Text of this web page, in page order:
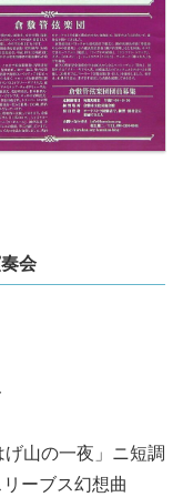
会
山の一夜」ニ短調
ーブス幻想曲